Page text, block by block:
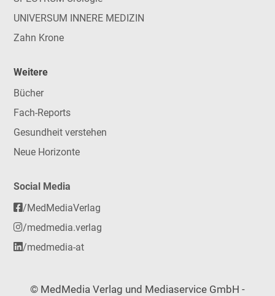
UNIVERSUM INNERE MEDIZIN
Zahn Krone
Weitere
Bücher
Fach-Reports
Gesundheit verstehen
Neue Horizonte
Social Media
/MedMediaVerlag
/medmedia.verlag
/medmedia-at
© MedMedia Verlag und Mediaservice GmbH -